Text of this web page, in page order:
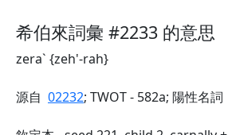
希伯來詞彙 #2233 的意思
zera` {zeh'-rah}
源自 02232; TWOT - 582a; 陽性名詞